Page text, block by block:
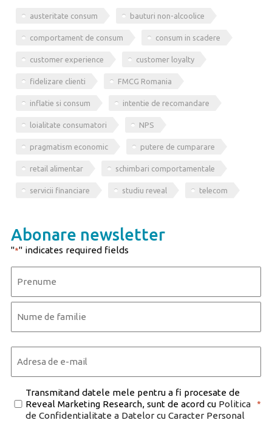
austeritate consum bauturi non-alcoolice
comportament de consum consum in scadere
customer experience customer loyalty
fidelizare clienti FMCG Romania
inflatie si consum intentie de recomandare
loialitate consumatori NPS
pragmatism economic putere de cumparare
retail alimentar schimbari comportamentale
servicii financiare studiu reveal telecom
Abonare newsletter
"*" indicates required fields
First
Consent
*
Transmitand datele mele pentru a fi procesate de
Reveal Marketing Research, sunt de acord cu Politica
de Confidentialitate a Datelor cu Caracter Personal
*